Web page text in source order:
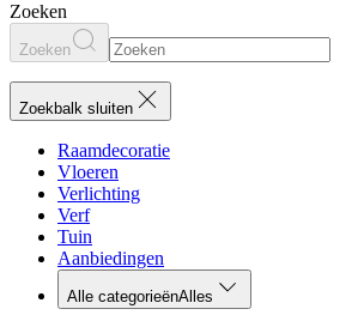
Zoeken
Zoeken
Zoekbalk sluiten
Raamdecoratie
Vloeren
Verlichting
Verf
Tuin
Aanbiedingen
Alle categorieënAlles